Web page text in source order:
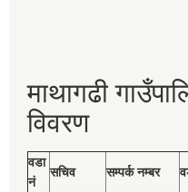
माथागढी
विवरण
वडा
नं
सचिव सम्पर्क नम्बर